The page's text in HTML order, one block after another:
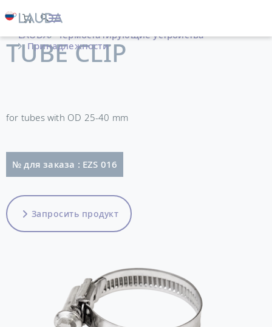
LAUDA
Термостатирующие устройства
Принадлежности
TUBE CLIP
for tubes with OD 25-40 mm
№ для заказа : EZS 016
Запросить продукт